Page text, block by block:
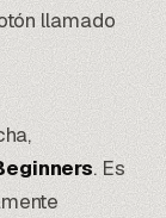
llamado
. Es